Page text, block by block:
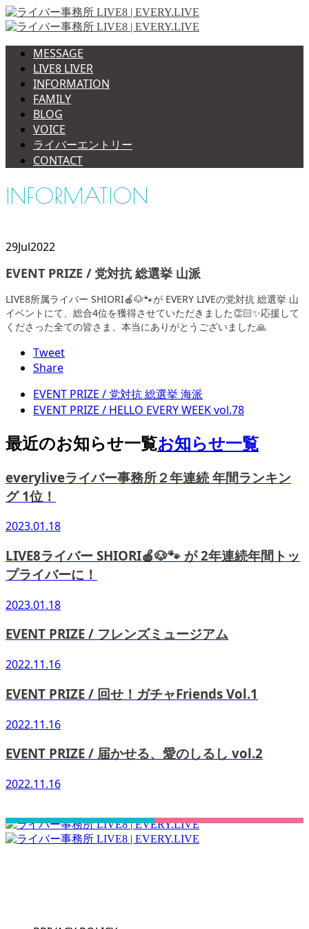
MESSAGE
LIVE8 LIVER
INFORMATION
FAMILY
BLOG
VOICE
ライバーエントリー
CONTACT
INFORMATION
29Jul2022
EVENT PRIZE / 党対抗 総選挙 山派
LIVE8所属ライバー SHIORI🍎🐶🐾が EVERY LIVEの党対抗 総選挙 山
イベントにて、総合4位を獲得させていただきました👏🏻✨応援して
くださった全ての皆さま、本当にありがとうございました🙏
Tweet
Share
EVENT PRIZE / 党対抗 総選挙 海派
EVENT PRIZE / HELLO EVERY WEEK vol.78
最近のお知らせ一覧お知らせ一覧
everyliveライバー事務所２年連続 年間ランキン
グ 1位！
2023.01.18
LIVE8ライバー SHIORI🍎🐶🐾 が 2年連続年間トッ
プライバーに！
2023.01.18
EVENT PRIZE / フレンズミュージアム
2022.11.16
EVENT PRIZE / 回せ！ガチャFriends Vol.1
2022.11.16
EVENT PRIZE / 届かせる、愛のしるし vol.2
2022.11.16